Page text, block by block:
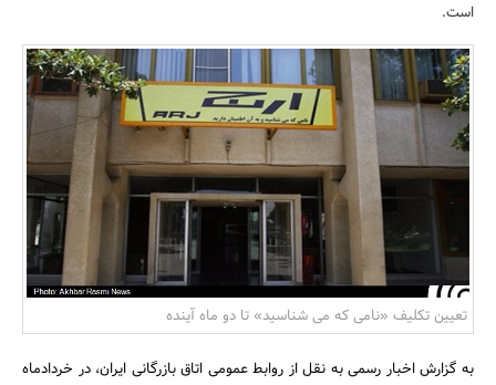
مسکن و ساختمان
است.
تعیین تکلیف «نامی که می شناسید» تا دو ماه آینده
به گزارش اخبار رسمی به نقل از روابط عمومی اتاق بازرگانی ایران، در خردادماه